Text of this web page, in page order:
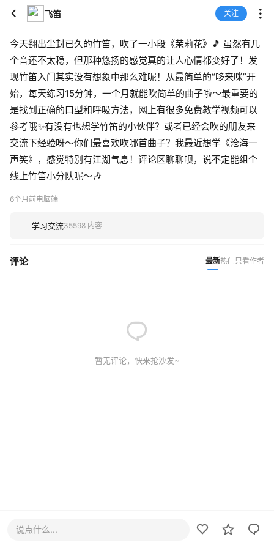
飞笛 关注
今天翻出尘封已久的竹笛，吹了一小段《茉莉花》🎵 虽然有几
个音还不太稳，但那种悠扬的感觉真的让人心情都变好了！发
现竹笛入门其实没有想象中那么难呢！从最简单的“哆来咪”开
始，每天练习15分钟，一个月就能吹简单的曲子啦～最重要的
是找到正确的口型和呼吸方法，网上有很多免费教学视频可以
参考哦✨有没有也想学竹笛的小伙伴？或者已经会吹的朋友来
交流下经验呀～你们最喜欢吹哪首曲子？我最近想学《沧海一
声笑》，感觉特别有江湖气息！评论区聊聊呗，说不定能组个
线上竹笛小分队呢～🎶
6个月前电脑端
学习交流35598 内容
评论 最新热门 只看作者
暂无评论，快来抢沙发~
说点什么...